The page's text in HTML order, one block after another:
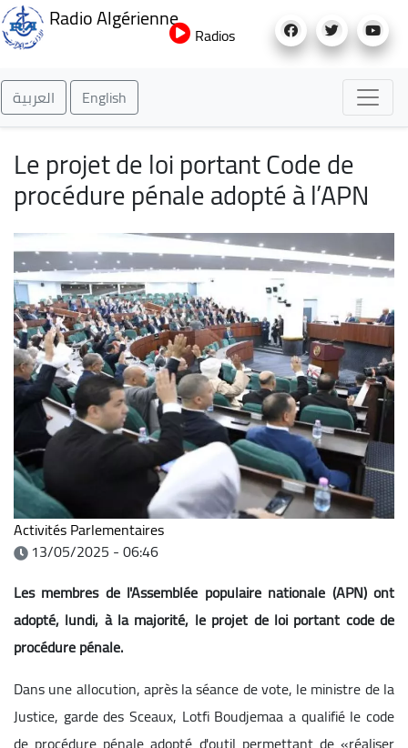
au
Radio Algérienne
Radios
العربية English
Le projet de loi portant Code de
procédure pénale adopté à l’APN
Activités Parlementaires
13/05/2025 - 06:46
Les membres de l'Assemblée populaire nationale (APN) ont
adopté, lundi, à la majorité, le projet de loi portant code de
procédure pénale.
Dans une allocution, après la séance de vote, le ministre de la
Justice, garde des Sceaux, Lotfi Boudjemaa a qualifié le code